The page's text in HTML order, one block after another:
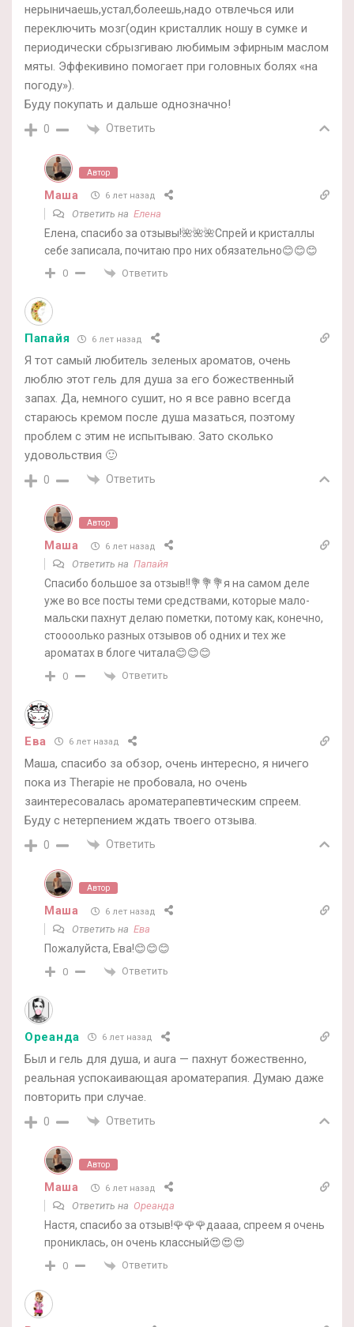
нерыничаешь,устал,болеешь,надо отвлечься или
переключить мозг(один кристаллик ношу в сумке и
периодически сбрызгиваю любимым эфирным маслом
мяты. Эффекивино помогает при головных болях «на
погоду»).
Буду покупать и дальше однозначно!
0 Ответить
Автор
Маша 6 лет назад
Ответить на Елена
Елена, спасибо за отзывы!🌺🌺🌺Спрей и кристаллы
себе записала, почитаю про них обязательно😊😊😊
0 Ответить
Папайя 6 лет назад
Я тот самый любитель зеленых ароматов, очень
люблю этот гель для душа за его божественный
запах. Да, немного сушит, но я все равно всегда
стараюсь кремом после душа мазаться, поэтому
проблем с этим не испытываю. Зато сколько
удовольствия 🙂
0 Ответить
Автор
Маша 6 лет назад
Ответить на Папайя
Спасибо большое за отзыв!!💐💐💐я на самом деле
уже во все посты теми средствами, которые мало-
мальски пахнут делаю пометки, потому как, конечно,
стоооолько разных отзывов об одних и тех же
ароматах в блоге читала😊😊😊
0 Ответить
Ева 6 лет назад
Маша, спасибо за обзор, очень интересно, я ничего
пока из Therapie не пробовала, но очень
заинтересовалась ароматерапевтическим спреем.
Буду с нетерпением ждать твоего отзыва.
0 Ответить
Автор
Маша 6 лет назад
Ответить на Ева
Пожалуйста, Ева!😊😊😊
0 Ответить
Ореанда 6 лет назад
Был и гель для душа, и aura — пахнут божественно,
реальная успокаивающая ароматерапия. Думаю даже
повторить при случае.
0 Ответить
Автор
Маша 6 лет назад
Ответить на Ореанда
Настя, спасибо за отзыв!🌹🌹🌹даааа, спреем я очень
прониклась, он очень классный😍😍😍
0 Ответить